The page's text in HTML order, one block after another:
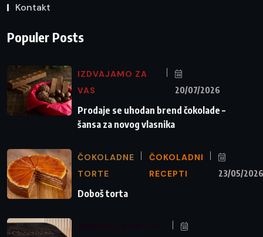
Kontakt
Populer Posts
IZDVAJAMO ZA
VAS
20/07/2026
Prodaje se uhodan brend čokolade –
šansa za novog vlasnika
ČOKOLADNE
TORTE
ČOKOLADNI
RECEPTI
23/05/2026
Doboš torta